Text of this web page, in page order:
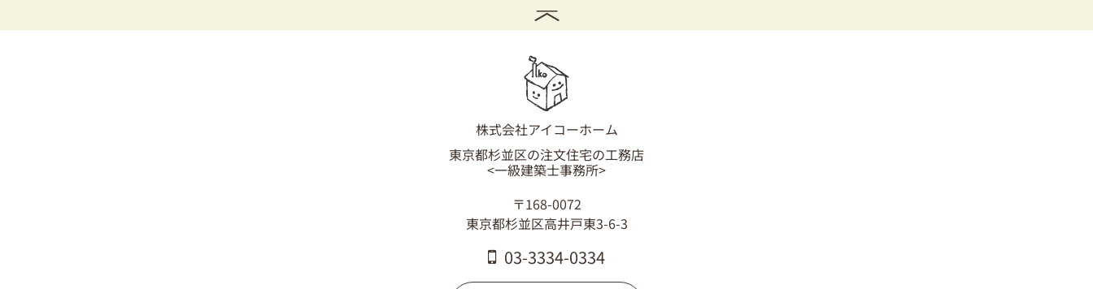
株式会社アイコーホーム
東京都杉並区の注文住宅の工務店
<一級建築士事務所>
〒168-0072
東京都杉並区高井戸東3-6-3
03-3334-0334